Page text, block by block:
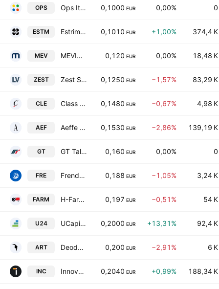
OPS Ops Italia S.p.A 0,1000 EUR 0,00% 0
ESTM Estrima S.p.A. 0,1010 EUR +1,00% 374,4 K
MEV MEVIM Spa 0,120 EUR 0,00% 18,48 K
ZEST Zest S.p.A. 0,1250 EUR −1,57% 83,29 K
CLE Class Editori S.p.A. 0,1480 EUR −0,67% 4,98 K
AEF Aeffe S.p.A. 0,1530 EUR −2,86% 139,19 K
GT GT Talent Group Class B 0,160 EUR 0,00% 0
FRE Frendy Energy SpA 0,188 EUR −1,05% 3,24 K
FARM H-Farm SpA 0,197 EUR −0,51% 54 K
U24 UCapital24 SpA Class A 0,2000 EUR +13,31% 92,4 K
ART Deodato.Gallery S.P.A. 0,200 EUR −2,91% 6 K
INC Innovatec SpA 0,2040 EUR +0,99% 188,34 K